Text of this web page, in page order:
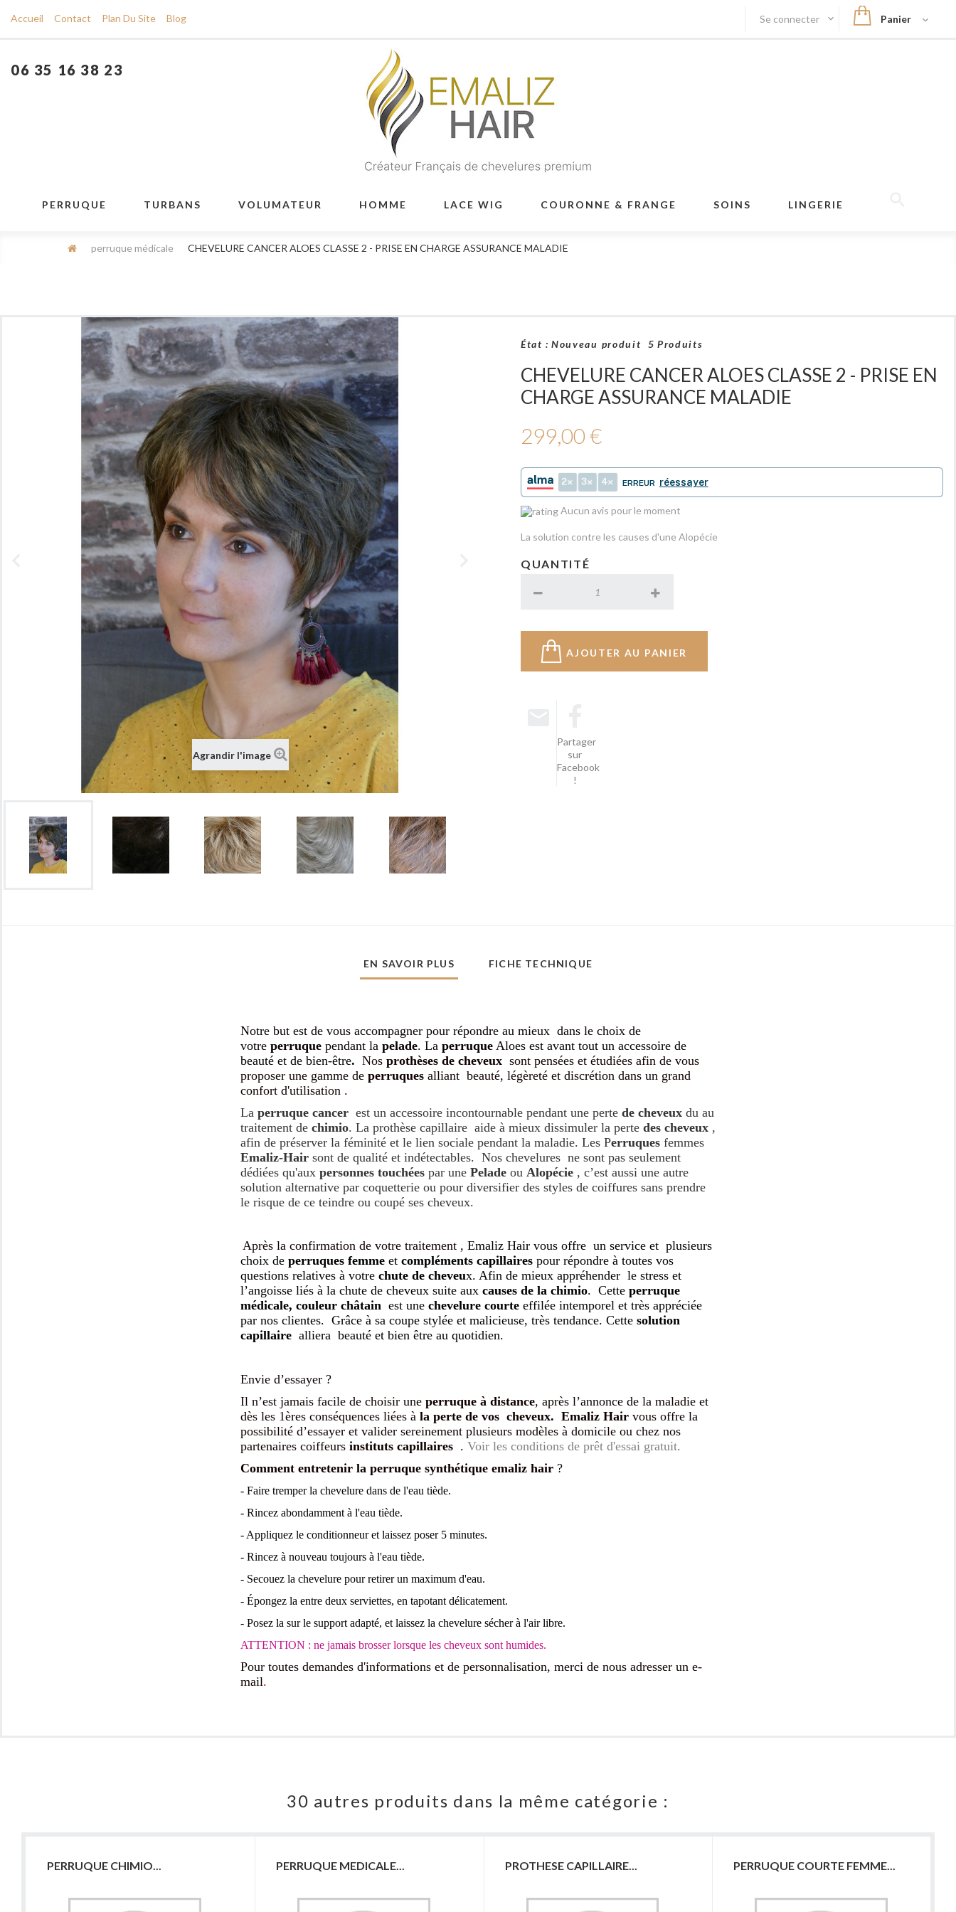
Accueil Contact Plan Du Site Blog Panier
Se connecter
06 35 16 38 23
PERRUQUE TURBANS VOLUMATEUR HOMME LACE WIG COURONNE & FRANGE SOINS LINGERIE
perruque médicale CHEVELURE CANCER ALOES CLASSE 2 - PRISE EN CHARGE ASSURANCE MALADIE
Agrandir l'image
État : Nouveau produit 5 Produits
CHEVELURE CANCER ALOES CLASSE 2 - PRISE EN
CHARGE ASSURANCE MALADIE
299,00 €
2 3 4 ERREUR réessayer
Aucun avis pour le moment
La solution contre les causes d'une Alopécie
QUANTITÉ
AJOUTER AU PANIER
Partager
sur
Facebook
!
EN SAVOIR PLUS FICHE TECHNIQUE
Notre but est de vous accompagner pour répondre au mieux dans le choix de
votre perruque pendant la pelade. LaperruqueAloes est avant tout un accessoire de
beauté et de bien-être. Nos prothèses de cheveuxsont pensées et étudiées afin de vous
proposer une gamme de perruquesalliant beauté, légèreté et discrétion dans un grand
confortd'utilisation .
La perruque cancer est un accessoire incontournable pendant une perte de cheveuxdu au
traitement dechimio. La prothèse capillaire aide à mieux dissimuler la perte des cheveux ,
afin de préserver la féminité et le lien sociale pendant la maladie. Les Perruquesfemmes
Emaliz-Hairsont de qualité et indétectables. Nos chevelures ne sont pas seulement
dédiées qu'aux personnes touchéespar une Peladeou Alopécie , c’est aussi une autre
solution alternative par coquetterie ou pour diversifier des styles de coiffures sans prendre
le risque de ce teindre ou coupé ses cheveux.
Après la confirmation de votre traitement , Emaliz Hair vous offre un service et plusieurs
choix de perruques femmeet compléments capillairespour répondre à toutes vos
questions relatives à votre chute de cheveux. Afin de mieux appréhender le stress et
l’angoisse liés à la chute de cheveux suite auxcauses de la chimio. Cette perruque
médicale, couleur châtain est une chevelure courteeffilée intemporel et très appréciée
par nos clientes. Grâce à sa coupe stylée et malicieuse, très tendance. Cette solution
capillaire alliera beauté et bien être au quotidien.
Envie d’essayer ?
Il n’est jamais facile de choisir une perruque à distance, après l’annonce de la maladie et
dès les 1ères conséquences liées à la perte de vos cheveux. Emaliz Hairvous offre la
possibilité d’essayer et valider sereinement plusieurs modèles à domicile ou chez nos
partenaires coiffeurs instituts capillaires . Voir les conditions de prêt d'essai gratuit.
Comment entretenir la perruque synthétique emaliz hair?
- Faire tremper la chevelure dans de l'eau tiède.
- Rincez abondamment à l'eau tiède.
- Appliquez le conditionneur et laissez poser 5 minutes.
- Rincez à nouveau toujours à l'eau tiède.
- Secouez la chevelure pour retirer un maximum d'eau.
- Épongez la entre deux serviettes, en tapotant délicatement.
- Posez la sur le support adapté, et laissez la chevelure sécher à l'air libre.
ATTENTION : ne jamais brosser lorsque les cheveux sont humides.
Pour toutes demandes d'informations et de personnalisation, merci de nous adresser un e-
mail.
30 autres produits dans la même catégorie :
PERRUQUE CHIMIO... PERRUQUE MEDICALE... PROTHESE CAPILLAIRE... PERRUQUE COURTE FEMME...